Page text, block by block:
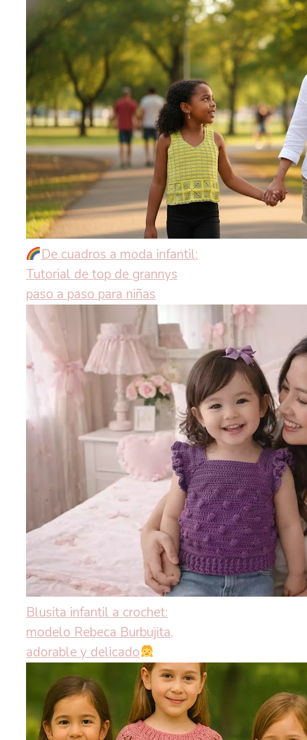
De cuadros a moda infantil:
Tutorial de top de grannys
paso a paso para niñas
Blusita infantil a crochet:
modelo Rebeca Burbujita,
adorable y delicado